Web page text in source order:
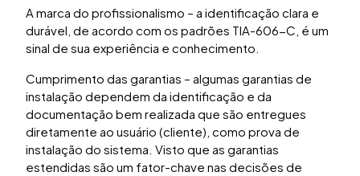
A marca do profissionalismo – a identificação clara e
durável, de acordo com os padrões TIA-606-C, é um
sinal de sua experiência e conhecimento.
Cumprimento das garantias – algumas garantias de
instalação dependem da identificação e da
documentação bem realizada que são entregues
diretamente ao usuário (cliente), como prova de
instalação do sistema. Visto que as garantias
estendidas são um fator-chave nas decisões de